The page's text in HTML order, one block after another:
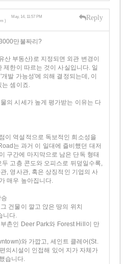
)
May, 14, 11:57 PM Reply
만불짜리?
산 부동산)로 지정되면 외관 변경이
제한이 따르는 것이 사실입니다. 일
발 가능성'에 의해 결정되는데, 이
셈이죠.
의 시세가 높게 평가받는 이유는 다
이 역설적으로 독보적인 희소성을
는 과거 이 일대에 즐비했던 대저
구간에 마지막으로 남은 단독 형태
고층 콘도와 오피스로 뒤덮일수록,
, 영사관, 혹은 상징적인 기업의 사
매우 높아집니다.
건물이 깔고 앉은 땅의 위치
니다.
촌인 Deer Park와 Forest Hill이 만
와 가깝고, 세인트 클레어(St.
의시설이 인접해 있어 지가 자체가
습니다.